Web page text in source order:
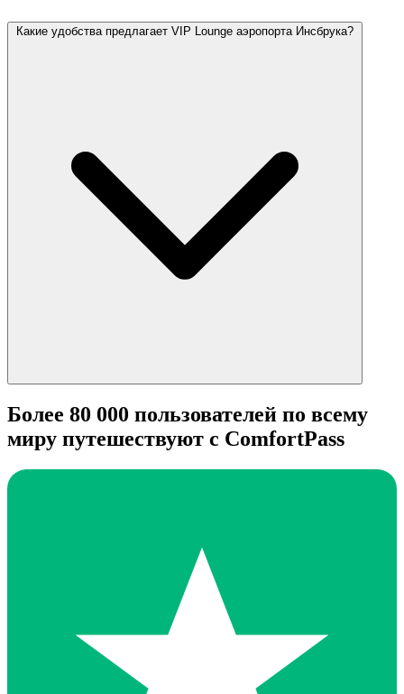
Какие удобства предлагает VIP Lounge аэропорта Инсбрука?
Более 80 000 пользователей по всему
миру путешествуют с ComfortPass